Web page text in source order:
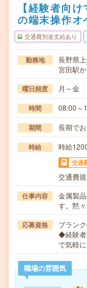
【経験者向
の端末操作
交通費別途支給あり
勤務地
長野県
宮田駅
曜日頻度 月～金
時間 08:00～
期間 長期で
時給 時給
交通
交通費
仕事内容
金属製
す。黙
応募資格
ブラン
◆経験者
で気軽
職場の雰囲気